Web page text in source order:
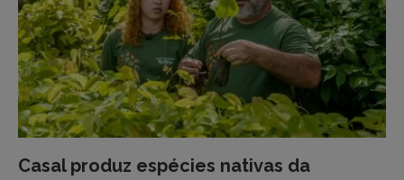
Casal produz espécies nativas da